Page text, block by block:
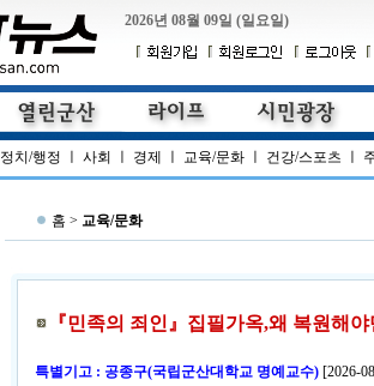
2026년 08월 09일 (일요일)
정치/행정 사회 경제 교육/문화 건강/스포츠
홈 > 교육/문화
『민족의 죄인』집필가옥,왜 복원해
특별기고 : 공종구(국립군산대학교 명예교수) [2026-